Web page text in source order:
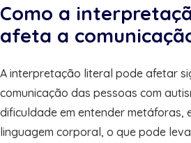
Como a
afeta a
A interpretação literal pode afetar
comunicação das pessoas com
dificuldade em entender metáforas,
linguagem corporal, o que pode